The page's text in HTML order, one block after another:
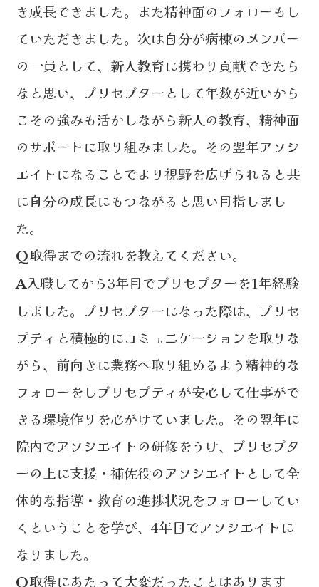
き成長できました。また精神面のフォローもし
ていただきました。次は自分が病棟のメンバー
の一員として、新人教育に携わり貢献できたら
なと思い、プリセプターとして年数が近いから
こその強みも活かしながら新人の教育、精神面
のサポートに取り組みました。その翌年アソシ
エイトになることでより視野を広げられると共
に自分の成長にもつながると思い目指しまし
た。
Q取得までの流れを教えてください。
A入職してから3年目でプリセプターを1年経験
しました。プリセプターになった際は、プリセ
プティと積極的にコミュニケーションを取りな
がら、前向きに業務へ取り組めるよう精神的な
フォローをしプリセプティが安心して仕事がで
きる環境作りを心がけていました。その翌年に
院内でアソシエイトの研修をうけ、プリセプタ
ーの上に支援・補佐役のアソシエイトとして全
体的な指導・教育の進捗状況をフォローしてい
くということを学び、4年目でアソシエイトに
なりました。
Q取得にあたって大変だったことはあります